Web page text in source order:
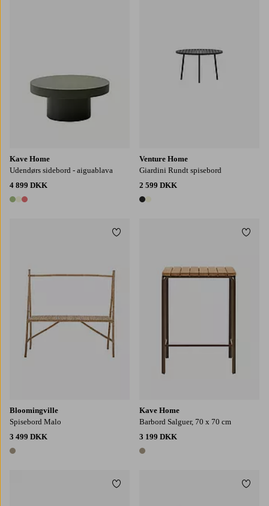
Kave Home
Udendørs sidebord - aiguablava
4 899 DKK
3 farver
Venture Home
Giardini Rundt spisebord
2 599 DKK
2 farver
Bloomingville
Spisebord Malo
3 499 DKK
1 farve
Tilføj til favoritter
Kave Home
Barbord Salguer, 70 x 70 cm
3 199 DKK
1 farve
Tilføj til favoritter